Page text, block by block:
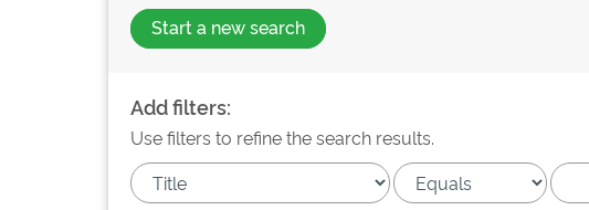
Start a new search
Add filters:
Use filters to refine the search results.